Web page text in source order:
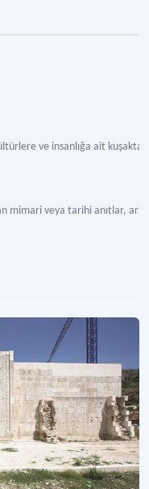
ve insanlığa ait
mimari veya tarihi anıtlar,